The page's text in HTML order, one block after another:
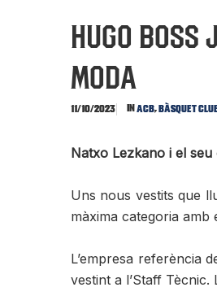
Hugo
Moda
11/10/2023 InACB,Bàsquet
Natxo Lezkano i el
Uns nous vestits que
màxima categoria
L’empresa referència
vestint a l’Staff